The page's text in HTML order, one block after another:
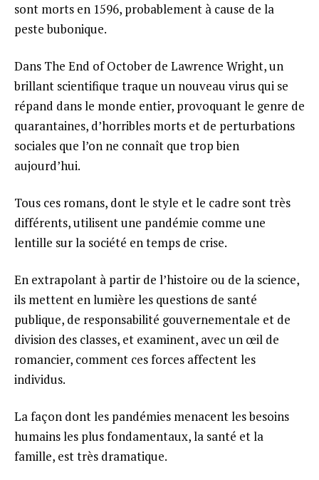
sont morts en 1596, probablement à cause de la
peste bubonique.
Dans The End of October de Lawrence Wright, un
brillant scientifique traque un nouveau virus qui se
répand dans le monde entier, provoquant le genre de
quarantaines, d’horribles morts et de perturbations
sociales que l’on ne connaît que trop bien
aujourd’hui.
Tous ces romans, dont le style et le cadre sont très
différents, utilisent une pandémie comme une
lentille sur la société en temps de crise.
En extrapolant à partir de l’histoire ou de la science,
ils mettent en lumière les questions de santé
publique, de responsabilité gouvernementale et de
division des classes, et examinent, avec un œil de
romancier, comment ces forces affectent les
individus.
La façon dont les pandémies menacent les besoins
humains les plus fondamentaux, la santé et la
famille, est très dramatique.